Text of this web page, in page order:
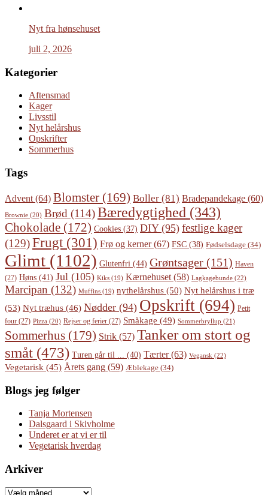
Nyt fra hønsehuset
juli 2, 2026
Kategorier
Aftensmad
Kager
Livsstil
Nyt helårshus
Opskrifter
Sommerhus
Tags
Advent (64) Blomster (169) Boller (81) Bradepandekage (60)
Brownie (20) Brød (114)Bæredygtighed (343)
Chokolade (172) Cookies (37) DIY(95) festlige kager
(129)Frugt (301) Frø og kerner(67) FSC (38) Fødselsdage (34)
Glimt (1102) Glutenfri (44) Grøntsager (151) Haven
(27) Høns (41) Jul (105) Kiks (19) Kærnehuset (58) Lagkagebunde (22)
Marcipan (132) Muffins (19) nythelårshus (50) Nyt helårshus i træ
(53) Nyt træhus (46) Nødder (94) Opskrift (694) Petit
four (27) Pizza (20) Rejser og ferier (27) Småkage (49) Sommerbryllup (21)
Sommerhus (179) Strik (57) Tanker om stort og
småt (473) Turen går til ... (40) Tærter(63) Vegansk (22)
Vegetarisk (45) Årets gang (59) Æblekage (34)
Blogs jeg følger
Tanja Mortensen
Dalsgaard i Skivholme
Underet er at vi er til
Vegetarisk hverdag
Arkiver
Arkiver